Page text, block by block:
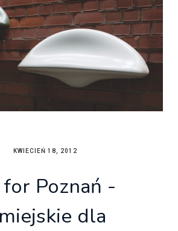
KWIECIEŃ 18, 2012
Poznań -
dla